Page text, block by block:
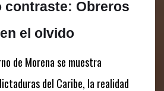
contraste: Obreros
el olvido
de Morena se muestra
del Caribe, la realidad